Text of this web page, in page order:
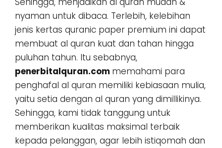
nyaman untuk dibaca. Terlebih, kelebihan
jenis kertas quranic paper premium ini dapat
membuat al quran kuat dan tahan hingga
puluhan tahun. Itu sebabnya,
penerbitalquran.com memahami para
penghafal al quran memiliki kebiasaan mulia,
yaitu setia dengan al quran yang dimillikinya.
Sehingga, kami tidak tanggung untuk
memberikan kualitas maksimal terbaik
kepada pelanggan, agar lebih istiqomah dan